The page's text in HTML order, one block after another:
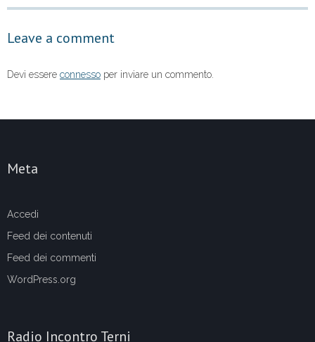
k
Leave a comment
Devi essere connesso per inviare un commento.
Meta
Accedi
Feed dei contenuti
Feed dei commenti
WordPress.org
Radio Incontro Terni